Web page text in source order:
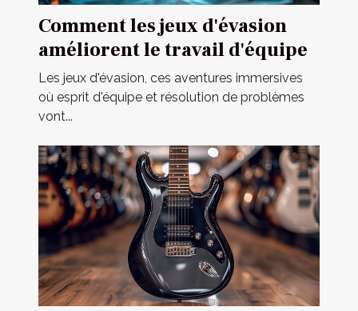
Comment les jeux d'évasion
améliorent le travail d'équipe
Les jeux d'évasion, ces aventures immersives
où esprit d'équipe et résolution de problèmes
vont...